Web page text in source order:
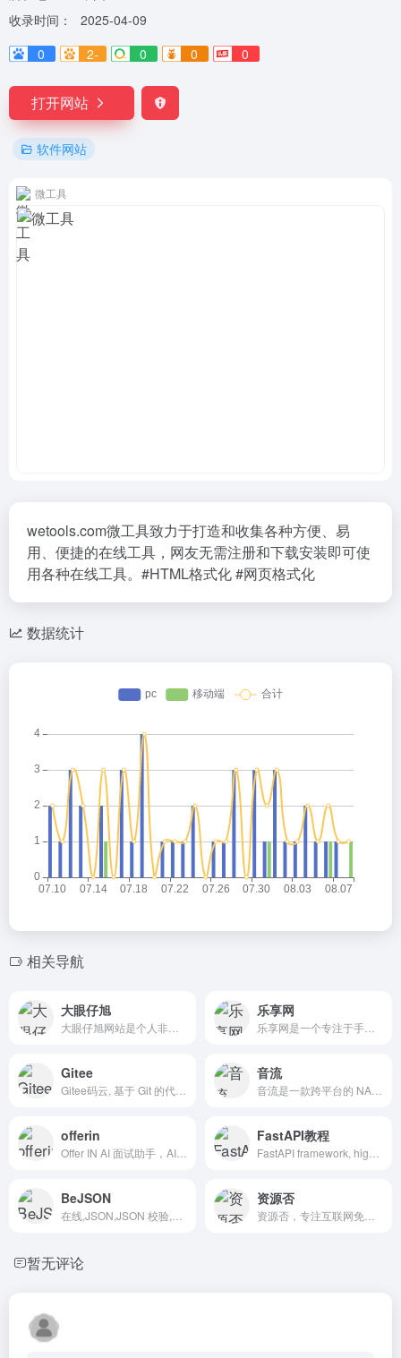
收录时间：
2025-04-09
0
2- 0 0 0
打开网站
软件网站
微工具
wetools.com微工具致力于打造和收集各种方便、易
用、便捷的在线工具，网友无需注册和下载安装即可使
用各种在线工具。#HTML格式化 #网页格式化
数据统计
相关导航
大眼仔旭 乐享网
Gitee 音流
offerin FastAPI教程
BeJSON 资源否
暂无评论